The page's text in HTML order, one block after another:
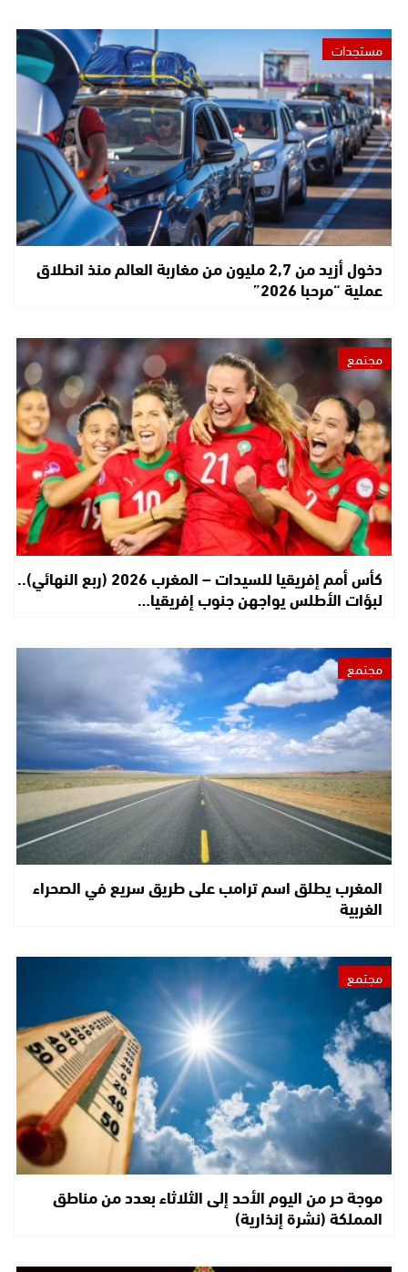
مستجدات
دخول أزيد من 2,7 مليون من مغاربة العالم منذ انطلاق
عملية “مرحبا 2026”
مجتمع
كأس أمم إفريقيا للسيدات – المغرب 2026 (ربع النهائي)..
لبؤات الأطلس يواجهن جنوب إفريقيا…
مجتمع
المغرب يطلق اسم ترامب على طريق سريع في الصحراء
الغربية
مجتمع
موجة حر من اليوم الأحد إلى الثلاثاء بعدد من مناطق
المملكة (نشرة إنذارية)